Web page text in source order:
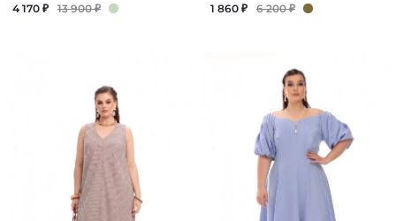
4 170 ₽ 13 900₽ 1 860 ₽ 6 200₽